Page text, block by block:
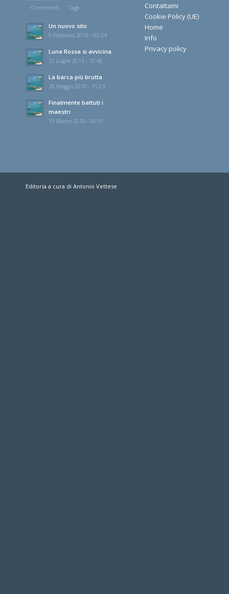
Commenti Tags
Un nuovo sito
5 Febbraio 2010 - 02:24
Luna Rossa si avvicina
22 Luglio 2013 - 10:40
La barca più brutta
28 Maggio 2010 - 15:03
Finalmente battuti i
maestri
15 Marzo 2010 - 06:31
Contattami
Cookie Policy (UE)
Home
Info
Privacy policy
Editoria a cura di Antonio Vettese